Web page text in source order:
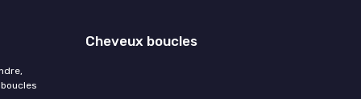
Cheveux boucles